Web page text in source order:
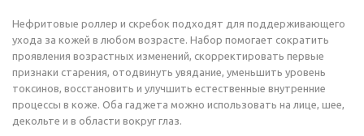
Нефритовые роллер и скребок подходят для поддерживающего
ухода за кожей в любом возрасте. Набор помогает сократить
проявления возрастных изменений, скорректировать первые
признаки старения, отодвинуть увядание, уменьшить уровень
токсинов, восстановить и улучшить естественные внутренние
процессы в коже. Оба гаджета можно использовать на лице, шее,
декольте и в области вокруг глаз.